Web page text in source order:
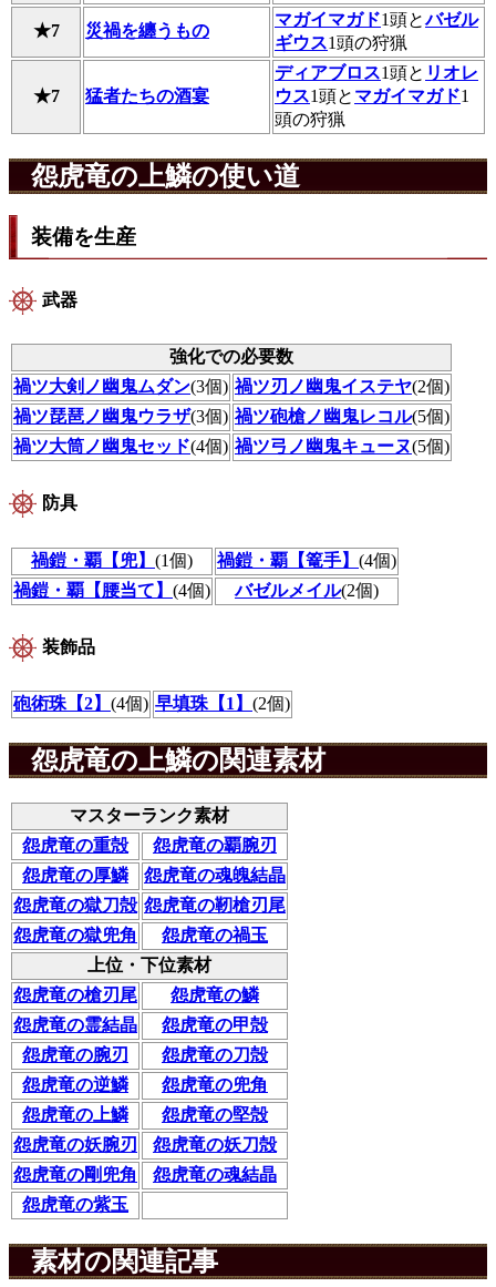
★7 災禍を纏うもの
マガイマガド1頭とバゼル
ギウス1頭の狩猟
★7 猛者たちの酒宴
ディアブロス1頭と リオレ
ウス1頭と マガイマガド1
頭の狩猟
怨虎竜の上鱗の使い道
装備を生産
武器
強化での必要数
禍ツ大剣ノ幽鬼ムダン(3個) 禍ツ刃ノ幽鬼イステヤ(2個)
禍ツ琵琶ノ幽鬼ウラザ(3個) 禍ツ砲槍ノ幽鬼レコル(5個)
禍ツ大筒ノ幽鬼セッド(4個) 禍ツ弓ノ幽鬼キューヌ(5個)
防具
禍鎧・覇【兜】 (1個) 禍鎧・覇【篭手】 (4個)
禍鎧・覇【腰当て】 (4個) バゼルメイル(2個)
装飾品
砲術珠【2】 (4個) 早填珠【1】 (2個)
怨虎竜の上鱗の関連素材
マスターランク素材
怨虎竜の重殻
怨虎竜の覇腕刃
怨虎竜の厚鱗
怨虎竜の魂魄結晶
怨虎竜の獄刀殻 怨虎竜の靭槍刃尾
怨虎竜の獄兜角
怨虎竜の禍玉
上位・下位素材
怨虎竜の槍刃尾
怨虎竜の鱗
怨虎竜の霊結晶
怨虎竜の甲殻
怨虎竜の腕刃
怨虎竜の刀殻
怨虎竜の逆鱗
怨虎竜の兜角
怨虎竜の上鱗
怨虎竜の堅殻
怨虎竜の妖腕刃
怨虎竜の妖刀殻
怨虎竜の剛兜角
怨虎竜の魂結晶
怨虎竜の紫玉
素材の関連記事